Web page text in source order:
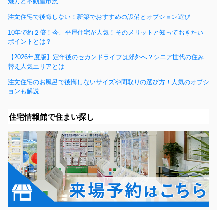
注文住宅で後悔しない！新築でおすすめの設備とオプション選び
10年で約２倍！今、平屋住宅が人気！そのメリットと知っておきたい
ポイントとは？
【2026年度版】定年後のセカンドライフは郊外へ？シニア世代の住み
替え人気エリアとは
注文住宅のお風呂で後悔しないサイズや間取りの選び方！人気のオプシ
ョンも解説
住宅情報館で住まい探し